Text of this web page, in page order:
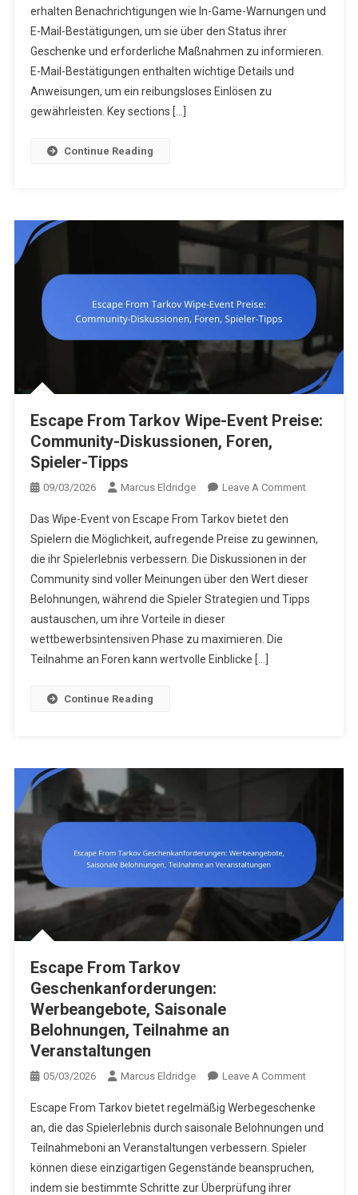
Mail-
erhalten Benachrichtigungen wie In-Game-Warnungen und
E-Mail-Bestätigungen, um sie über den Status ihrer
Geschenke und erforderliche Maßnahmen zu informieren.
E-Mail-Bestätigungen enthalten wichtige Details und
Anweisungen, um ein reibungsloses Einlösen zu
gewährleisten. Key sections […]
Continue Reading
Escape From Tarkov Wipe-Event Preise:
Community-Diskussionen, Foren,
Spieler-Tipps
09/03/2026 Marcus Eldridge Leave A CommentOn
Tarkov
Wipe-
Event
Preise:
Das Wipe-Event von Escape From Tarkov bietet den
Spielern die Möglichkeit, aufregende Preise zu gewinnen,
die ihr Spielerlebnis verbessern. Die Diskussionen in der
Community sind voller Meinungen über den Wert dieser
Belohnungen, während die Spieler Strategien und Tipps
austauschen, um ihre Vorteile in dieser
wettbewerbsintensiven Phase zu maximieren. Die
Teilnahme an Foren kann wertvolle Einblicke […]
Continue Reading
Escape From Tarkov
Geschenkanforderungen:
Werbeangebote, Saisonale
Belohnungen, Teilnahme an
Veranstaltungen
05/03/2026 Marcus Eldridge Leave A CommentOn
From
Tarkov
Escape From Tarkov bietet regelmäßig Werbegeschenke
an, die das Spielerlebnis durch saisonale Belohnungen und
Teilnahmeboni an Veranstaltungen verbessern. Spieler
können diese einzigartigen Gegenstände beanspruchen,
indem sie bestimmte Schritte zur Überprüfung ihrer